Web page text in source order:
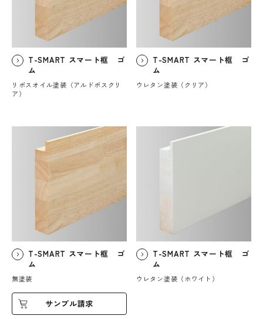
T-SMART スマート框 ゴ
ム
リボスオイル塗装（アルドボスクリ
ア）
T-SMART スマート框 ゴ
ム
ウレタン塗装（クリア）
T-SMART スマート框 ゴ
ム
無塗装
サンプル請求
T-SMART スマート框 ゴ
ム
ウレタン塗装（ホワイト）